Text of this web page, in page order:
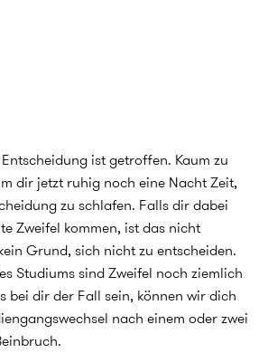
ist getroffen. Kaum zu
dir jetzt ruhig noch eine Nacht Zeit,
zu schlafen. Falls dir dabei
Zweifel kommen, ist das nicht
Grund, sich nicht zu entscheiden.
Studiums sind Zweifel noch ziemlich
bei dir der Fall sein, können wir dich
nach einem oder zwei